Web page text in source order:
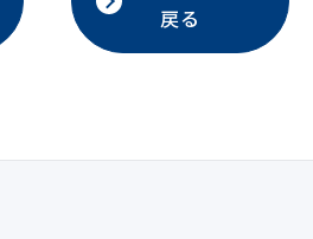
戻る